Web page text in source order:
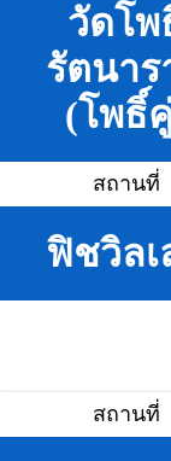
วัดโพ
รัตนาร
(โพธิ์
สถานที่
ฟิชวิลเ
สถานที่